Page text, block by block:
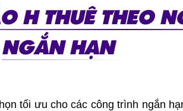
H THUÊ THEO
NGẮN HẠN
tối ưu cho các công trình ngắn